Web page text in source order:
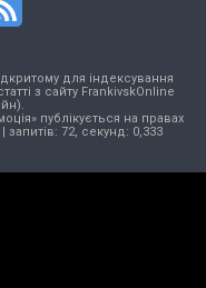
для індексування
з сайту FrankivskOnline
публікується на правах
| запитів: 72, секунд: 0,333